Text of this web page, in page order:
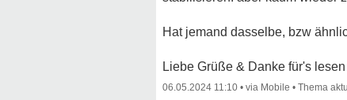
Hat jemand dasselbe, bzw
Liebe Grüße & Danke für's lesen
06.05.2024 11:10 • •